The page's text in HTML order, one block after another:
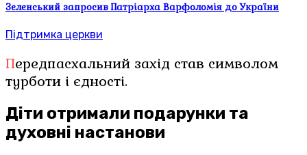
Зеленський запросив Патріарха Варфоломія до України
Підтримка церкви
Передпасхальний захід став символом
турботи і єдності.
Діти отримали подарунки та
духовні настанови